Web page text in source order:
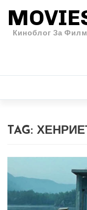
Киноблог За
TAG: